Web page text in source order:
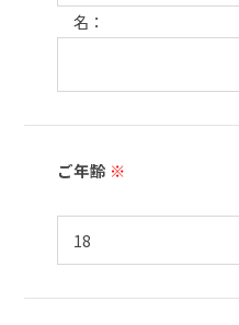
名：
ご年齢 ※